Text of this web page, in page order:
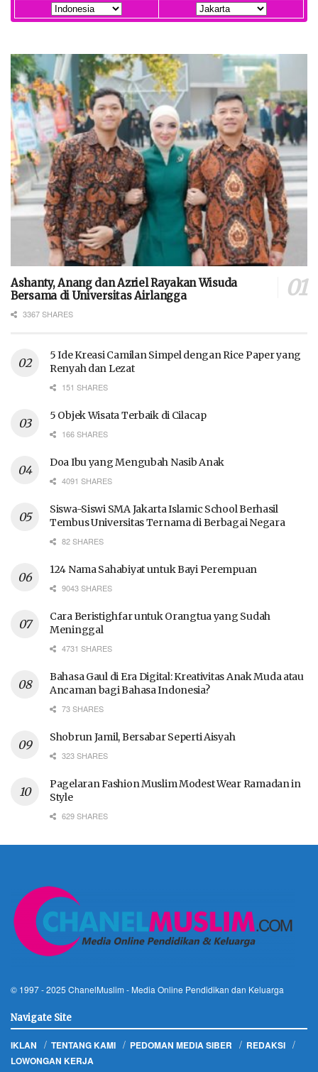
Ashanty, Anang dan Azriel Rayakan Wisuda
Bersama di Universitas Airlangga
3367 SHARES
5 Ide Kreasi Camilan Simpel dengan Rice Paper yang
Renyah dan Lezat
151 SHARES
5 Objek Wisata Terbaik di Cilacap
166 SHARES
Doa Ibu yang Mengubah Nasib Anak
4091 SHARES
Siswa-Siswi SMA Jakarta Islamic School Berhasil
Tembus Universitas Ternama di Berbagai Negara
82 SHARES
124 Nama Sahabiyat untuk Bayi Perempuan
9043 SHARES
Cara Beristighfar untuk Orangtua yang Sudah
Meninggal
4731 SHARES
Bahasa Gaul di Era Digital: Kreativitas Anak Muda atau
Ancaman bagi Bahasa Indonesia?
73 SHARES
Shobrun Jamil, Bersabar Seperti Aisyah
323 SHARES
Pagelaran Fashion Muslim Modest Wear Ramadan in
Style
629 SHARES
© 1997 - 2025 ChanelMuslim - Media Online Pendidikan dan Keluarga
Navigate Site
IKLAN TENTANG KAMI PEDOMAN MEDIA SIBER
REDAKSI
LOWONGAN KERJA